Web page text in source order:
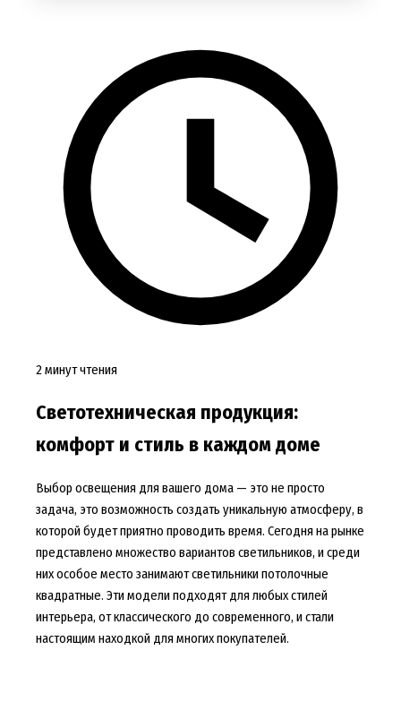
2 минут чтения
Светотехническая продукция:
комфорт и стиль в каждом доме
Выбор освещения для вашего дома — это не просто
задача, это возможность создать уникальную атмосферу, в
которой будет приятно проводить время. Сегодня на рынке
представлено множество вариантов светильников, и среди
них особое место занимают светильники потолочные
квадратные. Эти модели подходят для любых стилей
интерьера, от классического до современного, и стали
настоящим находкой для многих покупателей.